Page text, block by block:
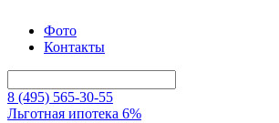
Фото
Контакты
8 (495) 565-30-55
Льготная ипотека 6%